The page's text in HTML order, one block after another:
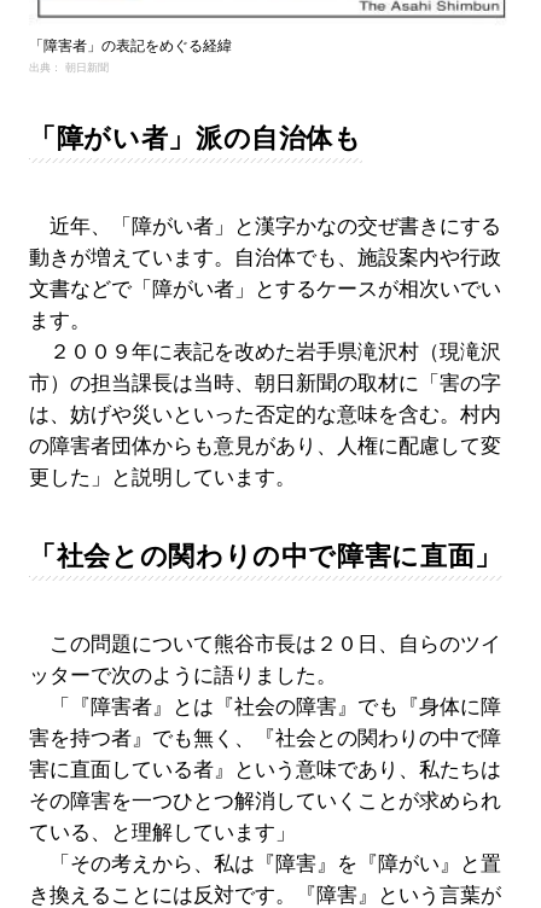
「障害者」の表記をめぐる経緯
出典： 朝日新聞
「障がい者」派の自治体も
近年、「障がい者」と漢字かなの交ぜ書きにする
動きが増えています。自治体でも、施設案内や行政
文書などで「障がい者」とするケースが相次いでい
ます。
２００９年に表記を改めた岩手県滝沢村（現滝沢
市）の担当課長は当時、朝日新聞の取材に「害の字
は、妨げや災いといった否定的な意味を含む。村内
の障害者団体からも意見があり、人権に配慮して変
更した」と説明しています。
「社会との関わりの中で障害に直面」
この問題について熊谷市長は２０日、自らのツイ
ッターで次のように語りました。
「『障害者』とは『社会の障害』でも『身体に障
害を持つ者』でも無く、『社会との関わりの中で障
害に直面している者』という意味であり、私たちは
その障害を一つひとつ解消していくことが求められ
ている、と理解しています」
「その考えから、私は『障害』を『障がい』と置
き換えることには反対です。『障害』という言葉が